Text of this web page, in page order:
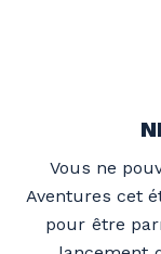
Le
sont
journée.
La boîte
Vous ne
Aventures cet
pour être